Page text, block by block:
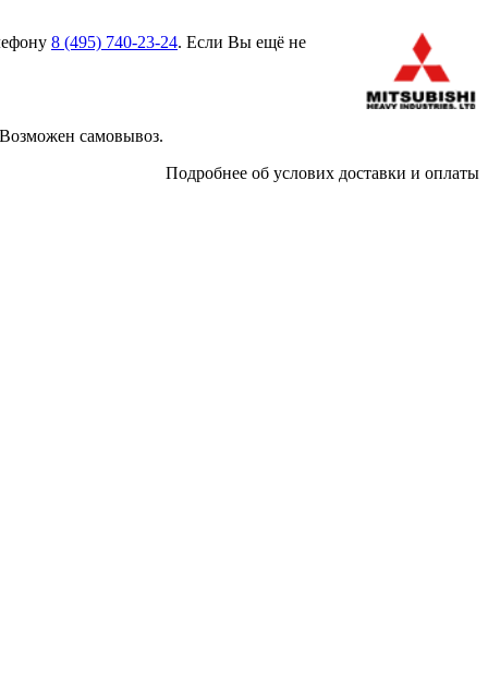
8 (495) 740-23-24. Если Вы ещё не
самовывоз.
Подробнее об услових доставки и оплаты